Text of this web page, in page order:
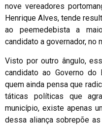
nove vereadores
Henrique Alves, tende
ao peemedebista a
candidato a governador, no
Visto por outro ângulo,
candidato ao Governo
quem ainda pensa que
táticas políticas que
município, existe apenas
dessa aliança sobrepõe